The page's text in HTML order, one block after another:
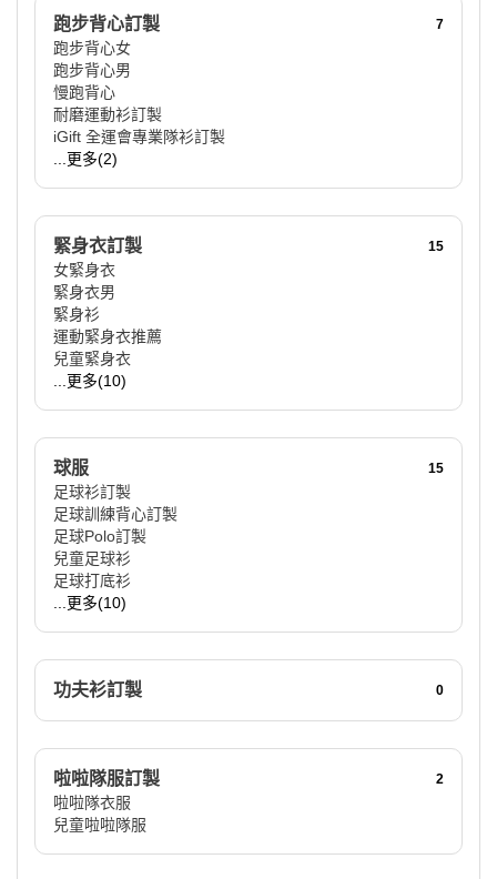
跑步背心訂製 7
跑步背心女
跑步背心男
慢跑背心
耐磨運動衫訂製
iGift 全運會專業隊衫訂製
...更多(2)
緊身衣訂製 15
女緊身衣
緊身衣男
緊身衫
運動緊身衣推薦
兒童緊身衣
...更多(10)
球服 15
足球衫訂製
足球訓練背心訂製
足球Polo訂製
兒童足球衫
足球打底衫
...更多(10)
功夫衫訂製 0
啦啦隊服訂製 2
啦啦隊衣服
兒童啦啦隊服